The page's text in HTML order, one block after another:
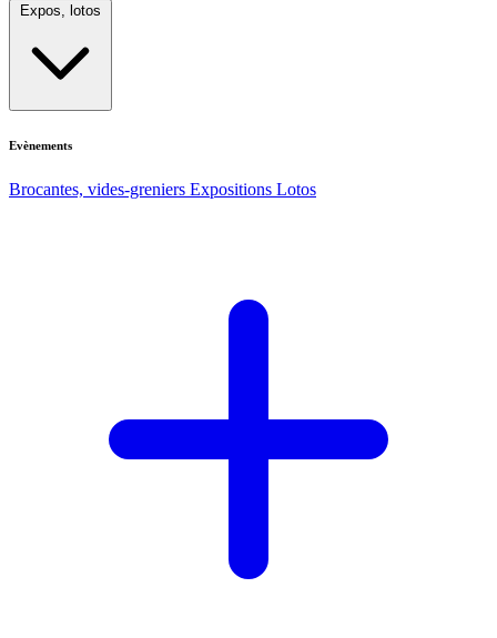
Expos, lotos
Evènements
Brocantes, vides-greniers Expositions Lotos